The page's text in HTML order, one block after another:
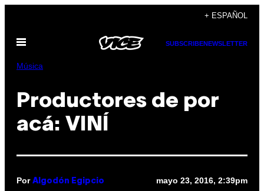
contenido
+ ESPAÑOL
Abrir
SUBSCRIBENEWSLETTER
Música
Productores de por
acá: VINÍ
Por Algodón Egipcio mayo 23, 2016, 2:39pm